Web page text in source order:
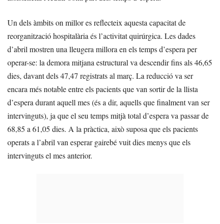
Un dels àmbits on millor es reflecteix aquesta capacitat de
reorganització hospitalària és l’activitat quirúrgica. Les dades
d’abril mostren una lleugera millora en els temps d’espera per
operar-se: la demora mitjana estructural va descendir fins als 46,65
dies, davant dels 47,47 registrats al març. La reducció va ser
encara més notable entre els pacients que van sortir de la llista
d’espera durant aquell mes (és a dir, aquells que finalment van ser
intervinguts), ja que el seu temps mitjà total d’espera va passar de
68,85 a 61,05 dies. A la pràctica, això suposa que els pacients
operats a l’abril van esperar gairebé vuit dies menys que els
intervinguts el mes anterior.